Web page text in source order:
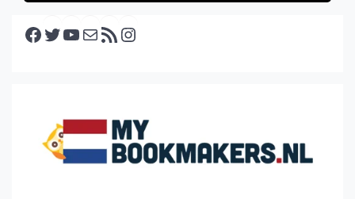
Facebook Twitter YouTube E-mail RSS feed